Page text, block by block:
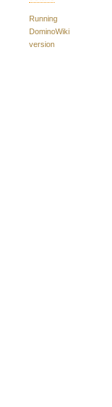
Running
DominoWiki
version